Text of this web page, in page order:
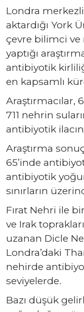
Londra
aktardığı York
çevre bilimci ve
yaptığı
antibiyotik
en kapsamlı
Araştırmacılar,
711 nehrin
antibiyotik
Araştırma
65’inde
antibiyotik
sınırların
Fırat Nehri ile
ve Irak
uzanan Dicle
Londra’daki
nehirde
seviyelerde.
Bazı düşük